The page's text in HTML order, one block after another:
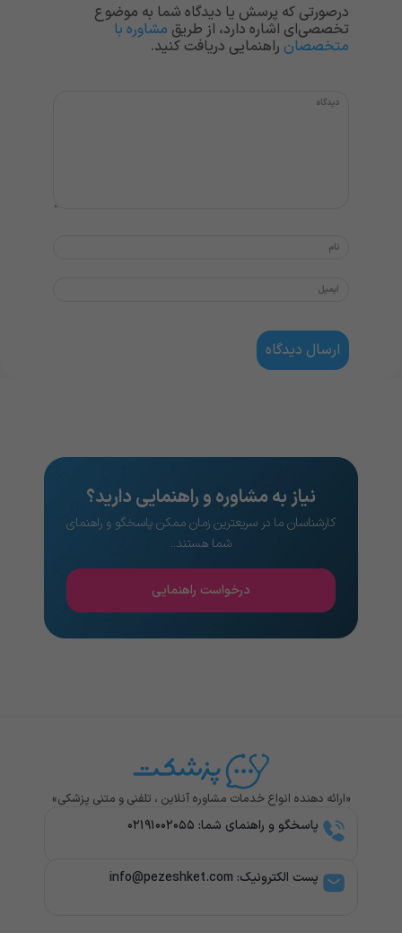
درصورتی که پرسش یا دیدگاه شما به موضوع
تخصصی‌ای اشاره دارد، از طریق مشاوره با
متخصصان راهنمایی دریافت کنید.
نیاز به مشاوره و راهنمایی دارید؟
کارشناسان ما در سریعترین زمان ممکن پاسخگو و راهنمای
شما هستند..
درخواست راهنمایی
«ارائه دهنده انواع خدمات مشاوره آنلاین ، تلفنی و متنی پزشکی»
پاسخگو و راهنمای شما: ۰۲۱۹۱۰۰۲۰۵۵
پست الکترونیک: info@pezeshket.com​